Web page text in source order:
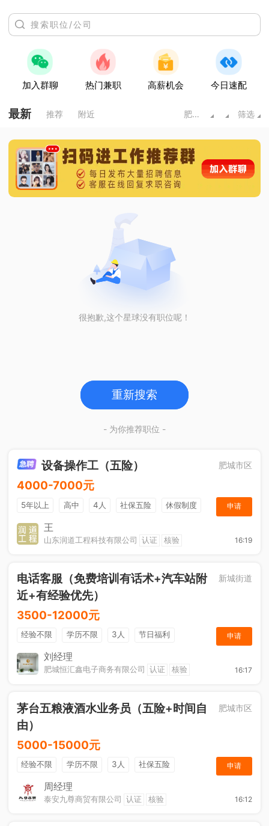
加入群聊 热门兼职 高薪机会 今日速配
最新 推荐 附近 肥城市 筛选
很抱歉,这个星球没有职位呢！
重新搜索
- 为你推荐职位 -
设备操作工（五险） 肥城市区
4000-7000元
5年以上 高中 4人 社保五险
休假制度
加班补助
申请
王
山东润道工程科技有限公司 认证 核验 16:19
电话客服（免费培训有话术+汽车站附
近+有经验优先）
新城街道
3500-12000元
经验不限 学历不限 3人
节日福利
休假制度
综合补贴
申请
刘经理
肥城恒汇鑫电子商务有限公司 认证 核验 16:17
茅台五粮液酒水业务员（五险+时间自
由）
肥城市区
5000-15000元
经验不限 学历不限 3人
社保五险
节日福利
综合补贴
年终奖金
休假制度 法定节假日
申请
周经理
泰安九尊商贸有限公司 认证 核验 16:12